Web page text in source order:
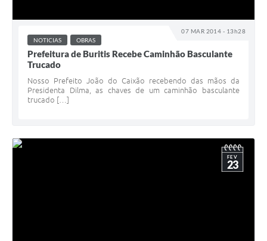
07 MAR 2014 - 13h28
NOTICIAS OBRAS
Prefeitura de Buritis Recebe Caminhão Basculante
Trucado
Nosso Prefeito João do Caixão recebendo das mãos da
Presidenta Dilma, as chaves de um caminhão basculante
trucado […]
FEV
23